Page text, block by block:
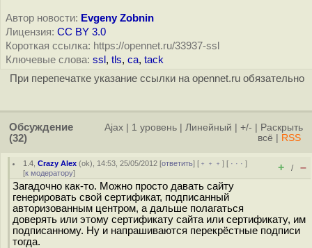
Автор новости: Evgeny Zobnin
Лицензия: CC BY 3.0
Короткая ссылка: https://opennet.ru/33937-ssl
Ключевые слова: ssl , tls, ca, tack
При перепечатке указание ссылки на opennet.ru обязательно
Обсуждение
(32)
Ajax 1 уровень Линейный +/-
Раскрыть
всё
RSS
1.4 ,Crazy Alex (ok), 14:53, 25/05/2012 [ответить] [ ﹢﹢﹢] [ · · ·]
[к модератору] + / –
Загадочно как-то. Можно просто давать сайту
генерировать свой сертификат, подписанный
авторизованным центром, а дальше полагаться
доверять или этому сертификату сайта или сертификату, им
подписанному. Ну и напрашиваются перекрёстные подписи
тогда.